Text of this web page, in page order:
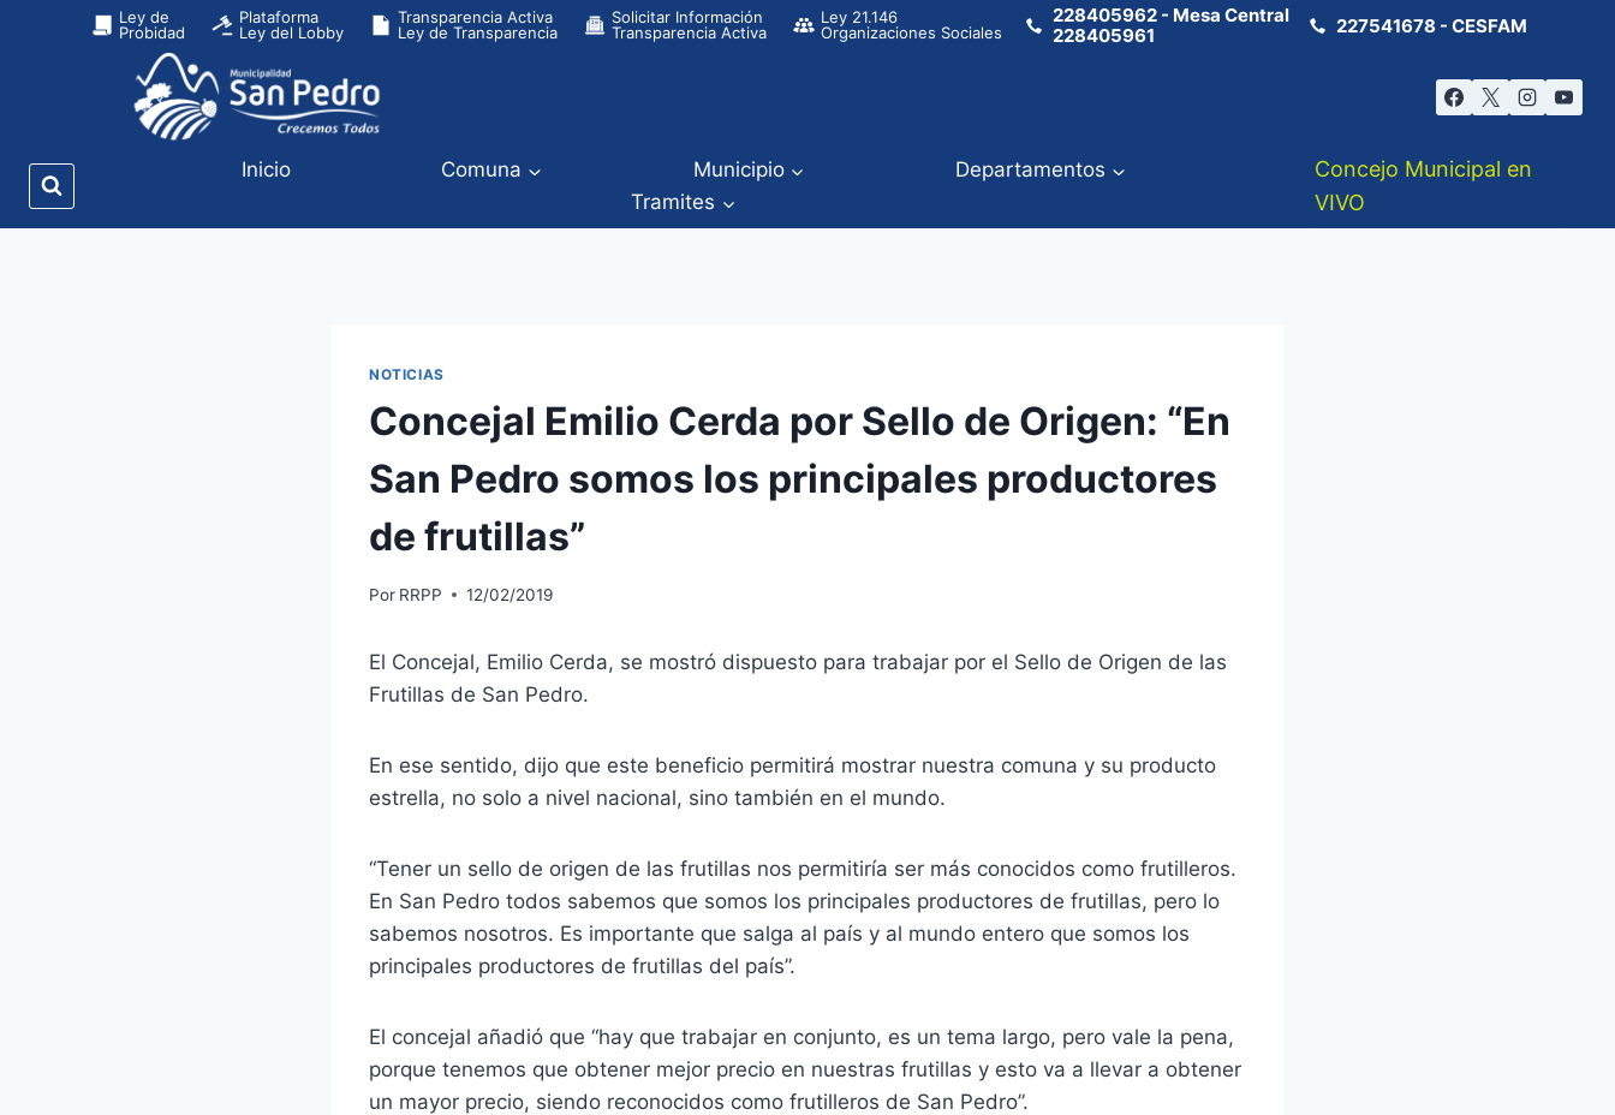
Ley de
Probidad
Plataforma
Ley del Lobby
Transparencia Activa
Ley de Transparencia
Solicitar Información
Transparencia Activa
Ley 21.146
Organizaciones Sociales
228405962 - Mesa Central
228405961
227541678 - CESFAM
Inicio Comuna Municipio
Departamentos
Tramites
Concejo Municipal en
VIVO
NOTICIAS
Concejal Emilio Cerda por Sello de Origen: “En
San Pedro somos los principales productores
de frutillas”
Por RRPP 12/02/2019
El Concejal, Emilio Cerda, se mostró dispuesto para trabajar por el Sello de Origen de las
Frutillas de San Pedro.
En ese sentido, dijo que este beneficio permitirá mostrar nuestra comuna y su producto
estrella, no solo a nivel nacional, sino también en el mundo.
“Tener un sello de origen de las frutillas nos permitiría ser más conocidos como frutilleros.
En San Pedro todos sabemos que somos los principales productores de frutillas, pero lo
sabemos nosotros. Es importante que salga al país y al mundo entero que somos los
principales productores de frutillas del país”.
El concejal añadió que “hay que trabajar en conjunto, es un tema largo, pero vale la pena,
porque tenemos que obtener mejor precio en nuestras frutillas y esto va a llevar a obtener
un mayor precio, siendo reconocidos como frutilleros de San Pedro”.